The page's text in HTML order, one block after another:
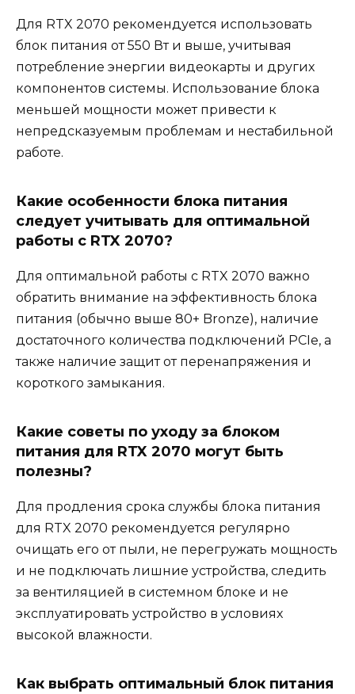
Для RTX 2070 рекомендуется использовать
блок питания от 550 Вт и выше, учитывая
потребление энергии видеокарты и других
компонентов системы. Использование блока
меньшей мощности может привести к
непредсказуемым проблемам и нестабильной
работе.
Какие особенности блока питания
следует учитывать для оптимальной
работы с RTX 2070?
Для оптимальной работы с RTX 2070 важно
обратить внимание на эффективность блока
питания (обычно выше 80+ Bronze), наличие
достаточного количества подключений PCIe, а
также наличие защит от перенапряжения и
короткого замыкания.
Какие советы по уходу за блоком
питания для RTX 2070 могут быть
полезны?
Для продления срока службы блока питания
для RTX 2070 рекомендуется регулярно
очищать его от пыли, не перегружать мощность
и не подключать лишние устройства, следить
за вентиляцией в системном блоке и не
эксплуатировать устройство в условиях
высокой влажности.
Как выбрать оптимальный блок питания